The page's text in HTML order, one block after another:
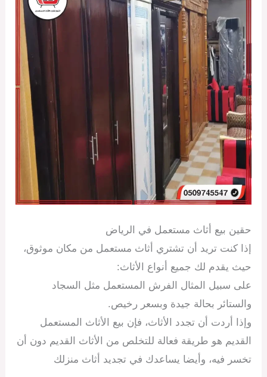
حقين بيع أثاث مستعمل في الرياض
إذا كنت تريد أن تشتري أثاث مستعمل من مكان موثوق،
حيث يقدم لك جميع أنواع الأثاث:
على سبيل المثال الفرش المستعمل مثل السجاد
والستائر بحالة جيدة وبسعر رخيص.
وإذا أردت أن تجدد الأثاث، فإن بيع الأثاث المستعمل
القديم هو طريقة فعالة للتخلص من الأثاث القديم دون أن
تخسر فيه، وأيضا يساعدك في تجديد أثاث منزلك